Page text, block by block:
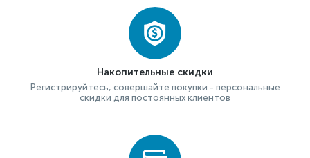
Накопительные скидки
Регистрируйтесь, совершайте покупки - персональные
скидки для постоянных клиентов